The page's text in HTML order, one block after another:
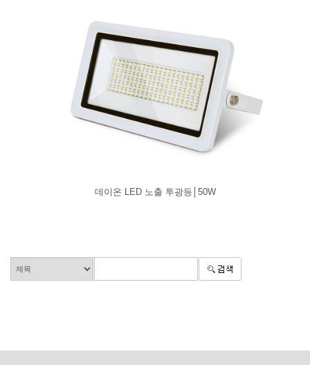
데이온 LED 노출 투광등│50W